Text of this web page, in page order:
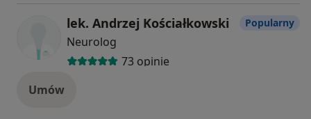
lek. Andrzej Kościałkowski
Neurolog
73 opinie
Popularny
Umów